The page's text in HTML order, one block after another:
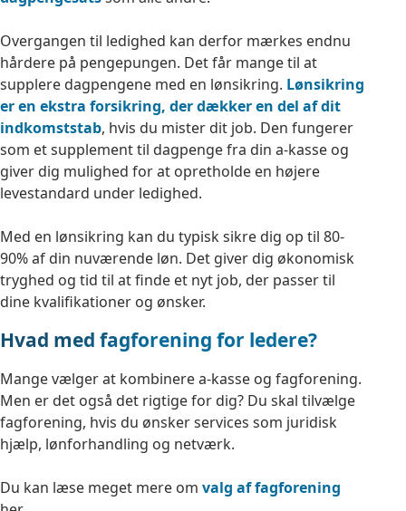
Overgangen til ledighed kan derfor mærkes endnu
hårdere på pengepungen. Det får mange til at
supplere dagpengene med en lønsikring. Lønsikring
er en ekstra forsikring, der dækker en del af dit
indkomststab, hvis du mister dit job. Den fungerer
som et supplement til dagpenge fra din a-kasse og
giver dig mulighed for at opretholde en højere
levestandard under ledighed.
Med en lønsikring kan du typisk sikre dig op til 80-
90% af din nuværende løn. Det giver dig økonomisk
tryghed og tid til at finde et nyt job, der passer til
dine kvalifikationer og ønsker.
Hvad med fagforening for ledere?
Mange vælger at kombinere a-kasse og fagforening.
Men er det også det rigtige for dig? Du skal tilvælge
fagforening, hvis du ønsker services som juridisk
hjælp, lønforhandling og netværk.
Du kan læse meget mere om valg af fagforening